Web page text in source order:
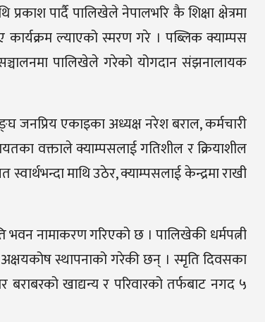
पार्दै पालिखेले नेपालभरि कै शिक्षा क्षेत्रमा
कार्यक्रम ल्याएको स्मरण गरे । पब्लिक क्याम्पस
पालिखेले गरेको योगदान संझनालायक
जनप्रिय एकाइका अध्यक्ष नरेश बराल, कर्मचारी
वक्ताले क्याम्पसलाई गतिशील र क्रियाशील
माथि उठेर, क्याम्पसलाई केन्द्रमा राखी
नामाकरण गरिएको छ । पालिखेकी धर्मपत्नी
स्थापनाको गरेकी छन् । स्मृति दिवसका
बराबरको खाद्यन्य र परिवारको तर्फबाट नगद ५